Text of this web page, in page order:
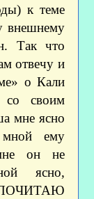
к теме
внешнему
Так что
отвечу и
о Кали
со своим
мне ясно
ему
он не
ясно,
ПОЧИТАЮ